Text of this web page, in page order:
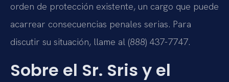
orden de protección existente, un cargo que puede
acarrear consecuencias penales serias. Para
discutir su situación, llame al (888) 437-7747.
Sobre el Sr. Sris y el